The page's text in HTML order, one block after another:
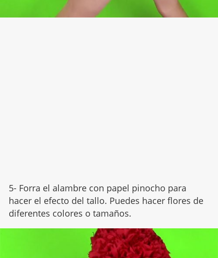
5- Forra el alambre con papel pinocho para
hacer el efecto del tallo. Puedes hacer flores de
diferentes colores o tamaños.